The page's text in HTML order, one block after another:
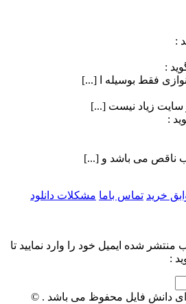
:
:
فقط بوسیله ا [...]
:
ناقص می باشد و [...]
خرید تماس باما مشکلات دانلود
شده ایمیل خود را وارد نمایید تا
:
دانش فایل محفوظ می باشد . ©